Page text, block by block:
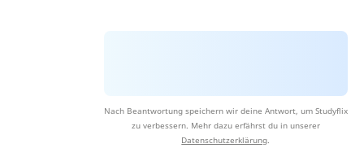
Nach Beantwortung speichern wir deine Antwort, um Studyflix
zu verbessern. Mehr dazu erfährst du in unserer
Datenschutzerklärung.